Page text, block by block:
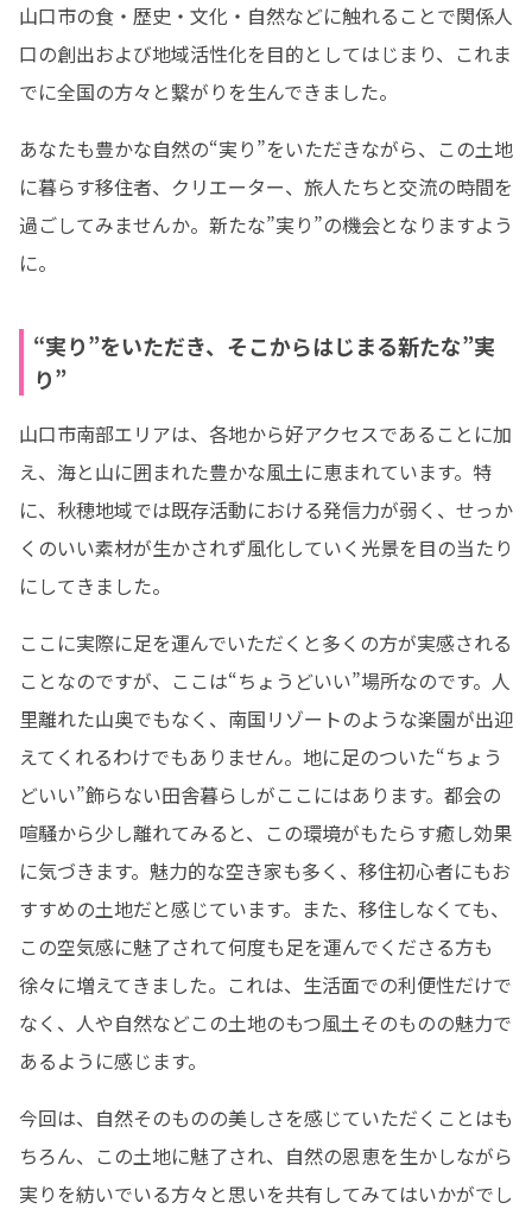
山口市の⾷・歴史・⽂化・⾃然などに触れることで関係⼈
⼝の創出および地域活性化を⽬的としてはじまり、これま
でに全国の方々と繋がりを生んできました。
あなたも豊かな自然の“実り”をいただきながら、この土地
に暮らす移住者、クリエーター、旅人たちと交流の時間を
過ごしてみませんか。新たな”実り”の機会となりますよう
に。
“実り”をいただき、そこからはじまる新たな”実
り”
山口市南部エリアは、各地から好アクセスであることに加
え、海と山に囲まれた豊かな風土に恵まれています。特
に、秋穂地域では既存活動における発信力が弱く、せっか
くのいい素材が生かされず風化していく光景を目の当たり
にしてきました。
ここに実際に足を運んでいただくと多くの方が実感される
ことなのですが、ここは“ちょうどいい”場所なのです。人
里離れた山奥でもなく、南国リゾートのような楽園が出迎
えてくれるわけでもありません。地に足のついた“ちょう
どいい”飾らない田舎暮らしがここにはあります。都会の
喧騒から少し離れてみると、この環境がもたらす癒し効果
に気づきます。魅力的な空き家も多く、移住初心者にもお
すすめの土地だと感じています。また、移住しなくても、
この空気感に魅了されて何度も足を運んでくださる方も
徐々に増えてきました。これは、生活面での利便性だけで
なく、人や自然などこの土地のもつ風土そのものの魅力で
あるように感じます。
今回は、自然そのものの美しさを感じていただくことはも
ちろん、この土地に魅了され、自然の恩恵を生かしながら
実りを紡いでいる方々と思いを共有してみてはいかがでし